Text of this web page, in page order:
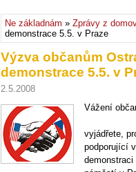
Ne základnám » Zprávy z
demonstrace 5.5. v Praze
Výzva občanům
demonstrace 5.5. v
2.5.2008
Vážení
vyjádřete,
podporující